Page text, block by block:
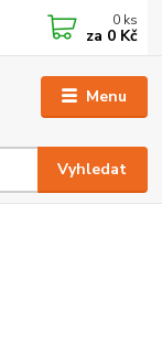
Menu
Vyhledat
0 ks
za 0 Kč